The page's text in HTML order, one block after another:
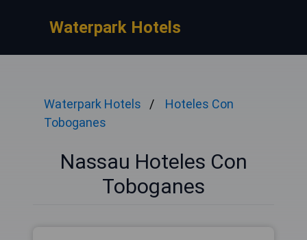
Waterpark Hotels
Waterpark Hotels
Hoteles Con
Toboganes
Nassau Hoteles Con
Toboganes